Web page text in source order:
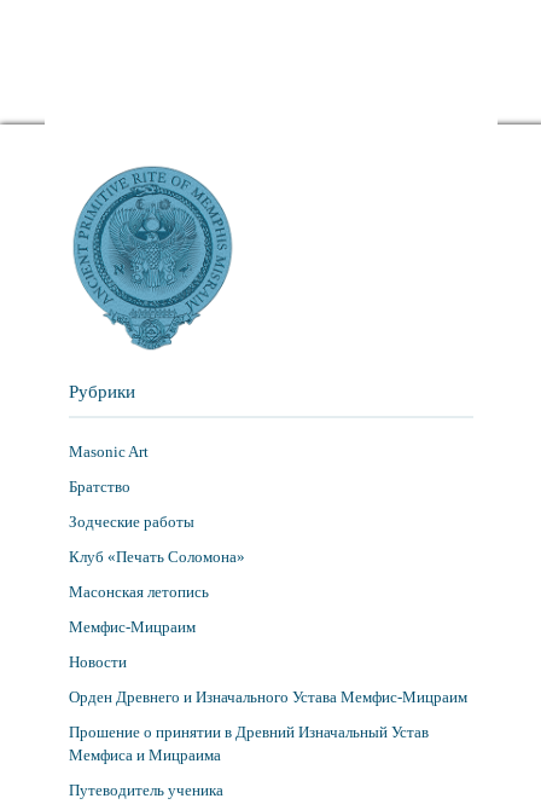
Рубрики
Masonic Art
Братство
Зодческие работы
Клуб «Печать Соломона»
Масонская летопись
Мемфис-Мицраим
Новости
Орден Древнего и Изначального Устава Мемфис-Мицраим
Прошение о принятии в Древний Изначальный Устав
Мемфиса и Мицраима
Путеводитель ученика